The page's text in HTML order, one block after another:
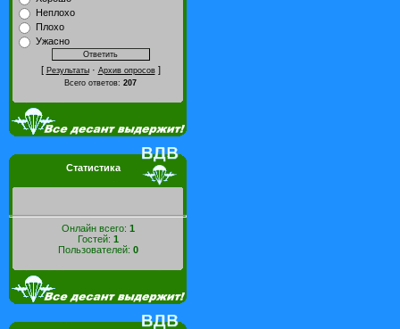
Неплохо
Плохо
Ужасно
[ Результаты· Архив опросов]
Всего ответов: 207
Статистика
Онлайн всего: 1
Гостей: 1
Пользователей: 0